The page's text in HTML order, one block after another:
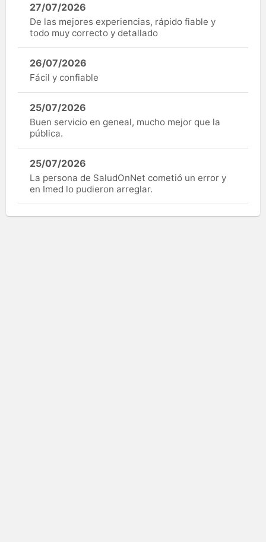
27/07/2026
De las mejores experiencias, rápido fiable y
todo muy correcto y detallado
26/07/2026
Fácil y confiable
25/07/2026
Buen servicio en geneal, mucho mejor que la
pública.
25/07/2026
La persona de SaludOnNet cometió un error y
en Imed lo pudieron arreglar.